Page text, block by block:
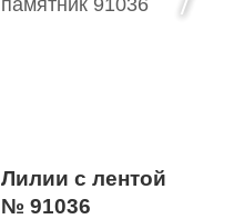
Лилии с лентой
№ 91036